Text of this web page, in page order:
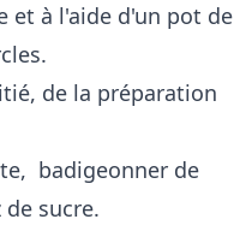
et à l'aide d'un pot de
de la préparation
badigeonner de
sucre.